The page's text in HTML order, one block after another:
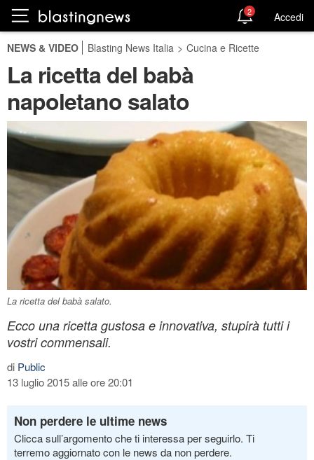
2 Accedi
NEWS & VIDEO Blasting News Italia > Cucina e Ricette
La ricetta del babà
napoletano salato
La ricetta del babà salato.
Ecco una ricetta gustosa e innovativa, stupirà tutti i
vostri commensali.
di Public
13 luglio 2015 alle ore 20:01
Non perdere le ultime news
Clicca sull’argomento che ti interessa per seguirlo. Ti
terremo aggiornato con le news da non perdere.